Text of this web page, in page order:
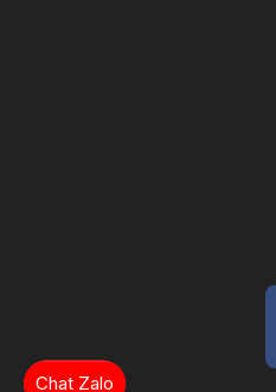
Chat Zalo